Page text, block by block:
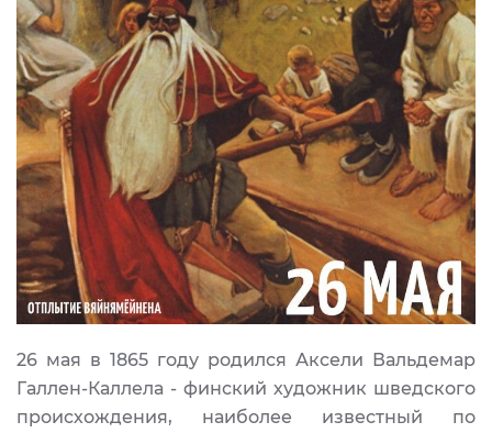
26 мая в 1865 году родился Аксели Вальдемар
Галлен-Каллела - финский художник шведского
происхождения, наиболее известный по